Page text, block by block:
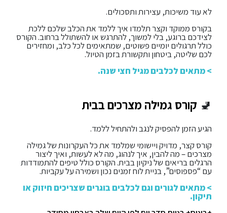
לא עוד משיכות, עצירות ותסכולים.
בקורס ממוקד וקצר תלמדו איך ללמד את הכלב שלכם ללכת
לצידכם ברוגע, בלי למשוך, להתרגש או להשתולל ברחוב. הקורס
כולל תרגולים יומיים פשוטים, שמתאימים לכל כלב, ומחזירים
לכם שליטה, ביטחון ותקשורת בזמן הטיול.
> מתאים לכלבים מגיל חצי שנה.
🚽קורס גמילה מצרכים בבית
הגיע הזמן להפסיק לנגב ולהתחיל ללמד.
קורס קצר, מדויק ויישומי שמלמד את כל העקרונות של גמילה
מצרכים – מה להבין, איך לנהוג, מה לא לעשות, ואיך ליצור
הרגלים בריאים של ניקיון בבית. הקורס כולל טיפים להתמודדות
עם “פספוסים”, בניית לוח זמנים נכון ושמירה על עקביות.
> מתאים לגורים וגם לכלבים בוגרים שצריכים חיזוק או
תיקון.